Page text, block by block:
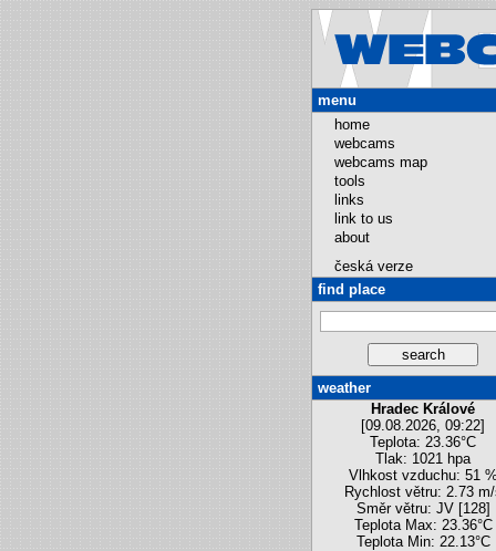
menu
home
webcams
webcams map
tools
links
link to us
about
česká verze
find place
weather
Hradec Králové
[09.08.2026, 09:22]
Teplota: 23.36°C
Tlak: 1021 hpa
Vlhkost vzduchu: 51
Rychlost větru: 2.73
Směr větru: JV [128]
Teplota Max: 23.36°C
Teplota Min: 22.13°C